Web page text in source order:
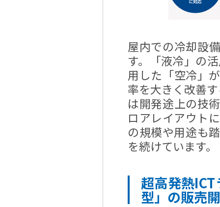
屋内での冷却設
す。「液冷」の
用した「空冷」
率を大きく改善
は開発途上の技
ロアレイアウト
の規模や用途も
を続けています。
超高発熱
型」の販売